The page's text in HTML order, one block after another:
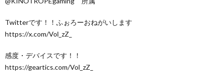
Twitterです！！ふぉろーおねがいします
https://x.com/Vol_zZ_
感度・デバイスです！！
https://geartics.com/Vol_zZ_